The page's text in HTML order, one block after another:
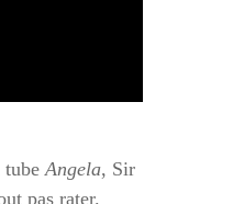
tube Angela, Sir
pas rater.